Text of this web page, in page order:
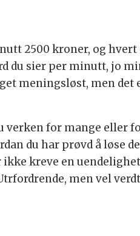
2500 kroner, og hvert
du sier per minutt, jo
meningsløst, men
for mange eller
du har prøvd å løse
kreve en
men vel